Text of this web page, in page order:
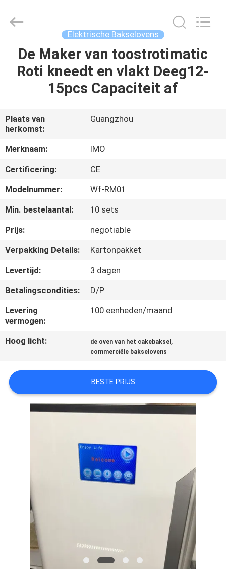
HUIS
PRODUCTEN
VIDEO'S
ONGEVEER
ONS
KWALITEITSCONTROLE
CONTACTEER
NIEUWS
GEVALLEN
VR
SITEMAP
equipments
limited.
Elektrische Bakselovens
De Maker van toostrotimatic
Roti kneedt en vlakt Deeg12-
15pcs Capaciteit af
Plaats van
herkomst:
Guangzhou
Merknaam:
IMO
Certificering:
CE
Modelnummer:
Wf-RM01
Min. bestelaantal:
10 sets
Prijs:
negotiable
Verpakking Details:
Kartonpakket
Levertijd:
3 dagen
Betalingscondities:
D/P
Levering
vermogen:
100 eenheden/maand
Hoog licht: de oven van het cakebaksel ,
commerciële bakselovens
BESTE PRIJS